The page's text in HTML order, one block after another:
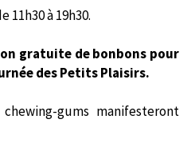
11h30 à 19h30.
gratuite de bonbons pour
des Petits Plaisirs.
gums manifesteront